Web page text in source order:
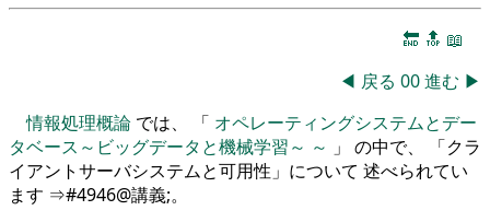
🔚 🔝 📖
◀ 戻る 00進む ▶
情報処理概論 では、 「 オペレーティングシステムとデー
タベース～ビッグデータと機械学習～ ～ 」 の中で、 「クラ
イアントサーバシステムと可用性」について 述べられてい
ます ⇒#4946@講義;。